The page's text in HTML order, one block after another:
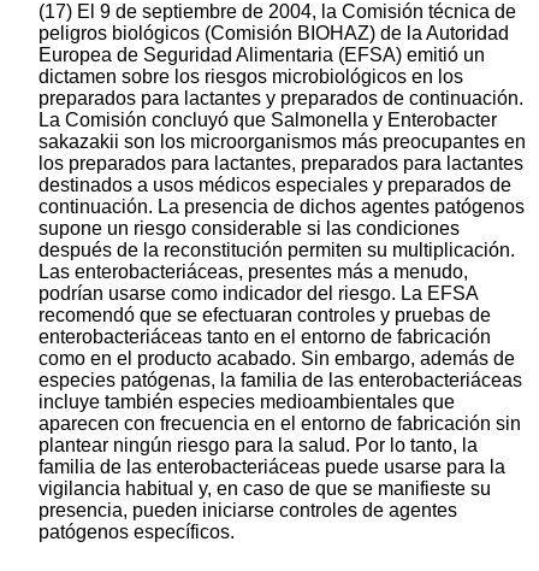
(17) El 9 de septiembre de 2004, la Comisión técnica de
peligros biológicos (Comisión BIOHAZ) de la Autoridad
Europea de Seguridad Alimentaria (EFSA) emitió un
dictamen sobre los riesgos microbiológicos en los
preparados para lactantes y preparados de continuación.
La Comisión concluyó que Salmonella y Enterobacter
sakazakii son los microorganismos más preocupantes en
los preparados para lactantes, preparados para lactantes
destinados a usos médicos especiales y preparados de
continuación. La presencia de dichos agentes patógenos
supone un riesgo considerable si las condiciones
después de la reconstitución permiten su multiplicación.
Las enterobacteriáceas, presentes más a menudo,
podrían usarse como indicador del riesgo. La EFSA
recomendó que se efectuaran controles y pruebas de
enterobacteriáceas tanto en el entorno de fabricación
como en el producto acabado. Sin embargo, además de
especies patógenas, la familia de las enterobacteriáceas
incluye también especies medioambientales que
aparecen con frecuencia en el entorno de fabricación sin
plantear ningún riesgo para la salud. Por lo tanto, la
familia de las enterobacteriáceas puede usarse para la
vigilancia habitual y, en caso de que se manifieste su
presencia, pueden iniciarse controles de agentes
patógenos específicos.